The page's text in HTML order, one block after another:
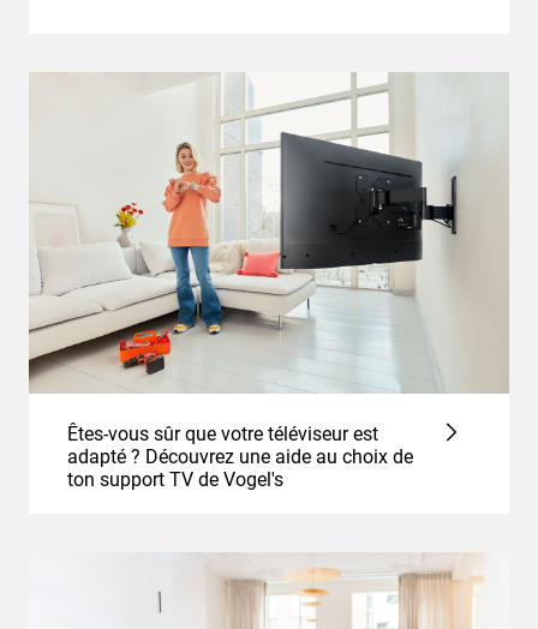
Êtes-vous sûr que votre téléviseur est
adapté ? Découvrez une aide au choix de
ton support TV de Vogel's